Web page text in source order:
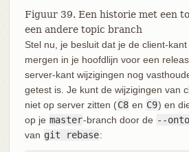
Figuur 39. Een historie met een
een andere topic branch
Stel nu, je besluit dat je de client-
mergen in je hoofdlijn voor een
server-kant wijzigingen nog
getest is. Je kunt de wijzigingen van
niet op server zitten (C8 en C9) en
op je master-branch door de --onto
van git rebase: